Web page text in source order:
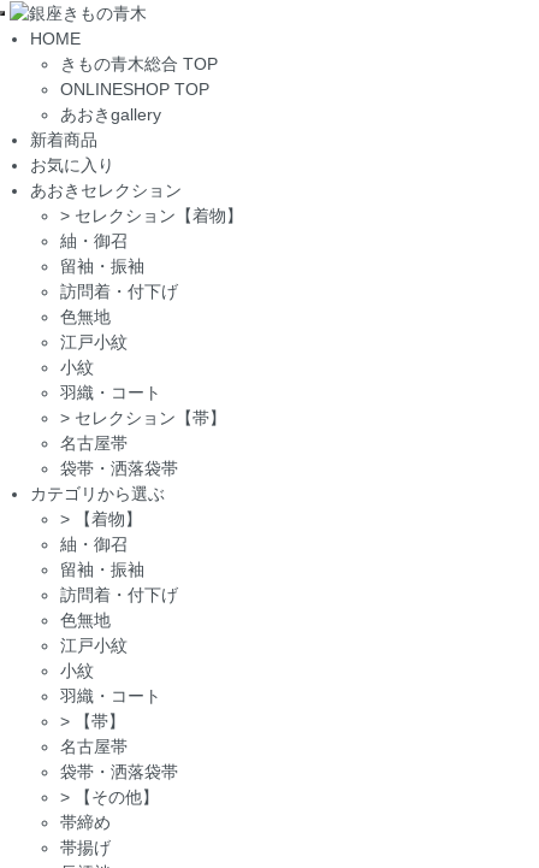
Toggle
navigation
HOME
きもの青木総合 TOP
ONLINESHOP TOP
あおきgallery
新着商品
お気に入り
あおきセレクション
> セレクション【着物】
紬・御召
留袖・振袖
訪問着・付下げ
色無地
江戸小紋
小紋
羽織・コート
> セレクション【帯】
名古屋帯
袋帯・洒落袋帯
カテゴリから選ぶ
>
【着物】
紬・御召
留袖・振袖
訪問着・付下げ
色無地
江戸小紋
小紋
羽織・コート
>
【帯】
名古屋帯
袋帯・洒落袋帯
>
【その他】
帯締め
帯揚げ